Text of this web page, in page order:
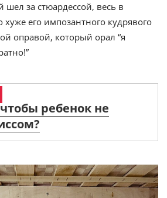
за стюардессой, весь в
хуже его импозантного кудрявого
оправой, который орал “я
ребенок не